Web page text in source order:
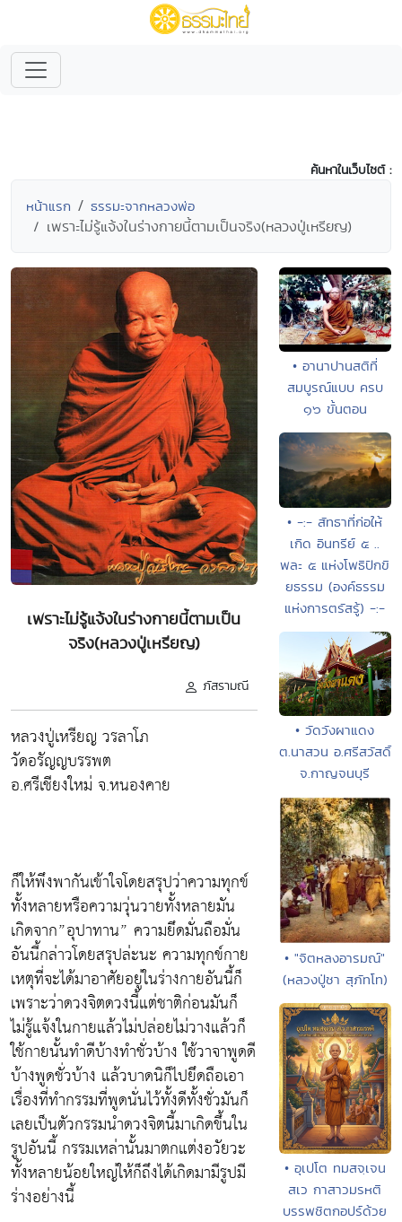
ค้นหาในเว็บไซต์ :
หน้าแรก ธรรมะจากหลวงพ่อ
เพราะไม่รู้แจ้งในร่างกายนี้ตามเป็นจริง(หลวงปู่เหรียญ)
เพราะไม่รู้แจ้งในร่างกายนี้ตามเป็น
จริง(หลวงปู่เหรียญ)
ภัสรามณี
หลวงปู่เหรียญ วรลาโภ
วัดอรัญญบรรพต
อ.ศรีเชียงใหม่ จ.หนองคาย
ก็ให้พึงพากันเข้าใจโดยสรุปว่าความทุกข์
ทั้งหลายหรือความวุ่นวายทั้งหลายมัน
เกิดจาก”อุปาทาน” ความยึดมั่นถือมั่น
อันนี้กล่าวโดยสรุปล่ะนะ ความทุกข์กาย
เหตุที่จะได้มาอาศัยอยู่ในร่างกายอันนี้ก็
เพราะว่าดวงจิตดวงนี้แต่ชาติก่อนมันก็
ไม่รู้แจ้งในกายแล้วไม่ปล่อยไม่วางแล้วก็
ใช้กายนั้นทำดีบ้างทำชั่วบ้าง ใช้วาจาพูดดี
บ้างพูดชั่วบ้าง แล้วบาดนิก็ไปยึดถือเอา
เรื่องที่ทำกรรมที่พูดนั่นไว้ทั้งดีทั้งชั่วมันก็
เลยเป็นตัวกรรมนำดวงจิตนี้มาเกิดขึ้นใน
รูปอันนี้ กรรมเหล่านั้นมาตกแต่งอวัยวะ
ทั้งหลายน้อยใหญ่ให้ก็ถึงได้เกิดมามีรูปมี
ร่างอย่างนี้
• อานาปานสติที่
สมบูรณ์แบบ ครบ
๑๖ ขั้นตอน
• -:- สัทธาที่ก่อให้
เกิด อินทรีย์ ๕ ..
พละ ๕ แห่งโพธิปักขิ
ยธรรม (องค์ธรรม
แห่งการตรัสรู้) -:-
• วัดวังผาแดง
ต.นาสวน อ.ศรีสวัสดิ์
จ.กาญจนบุรี
• "จิตหลงอารมณ์"
(หลวงปู่ชา สุภัทโท)
• อุเปโต ทมสจฺเจน
สเว กาสาวมรหติ
บรรพชิตกอปร์ด้วย